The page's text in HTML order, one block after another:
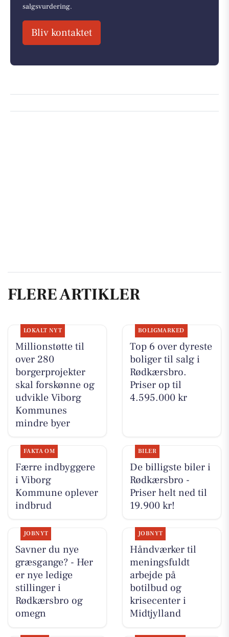
salgsvurdering.
Bliv kontaktet
FLERE ARTIKLER
LOKALT NYT
Millionstøtte til
over 280
borgerprojekter
skal forskønne og
udvikle Viborg
Kommunes
mindre byer
BOLIGMARKED
Top 6 over dyreste
boliger til salg i
Rødkærsbro.
Priser op til
4.595.000 kr
FAKTA OM
Færre indbyggere
i Viborg
Kommune oplever
indbrud
BILER
De billigste biler i
Rødkærsbro -
Priser helt ned til
19.900 kr!
JOBNYT
Savner du nye
græsgange? - Her
er nye ledige
stillinger i
Rødkærsbro og
omegn
JOBNYT
Håndværker til
meningsfuldt
arbejde på
botilbud og
krisecenter i
Midtjylland